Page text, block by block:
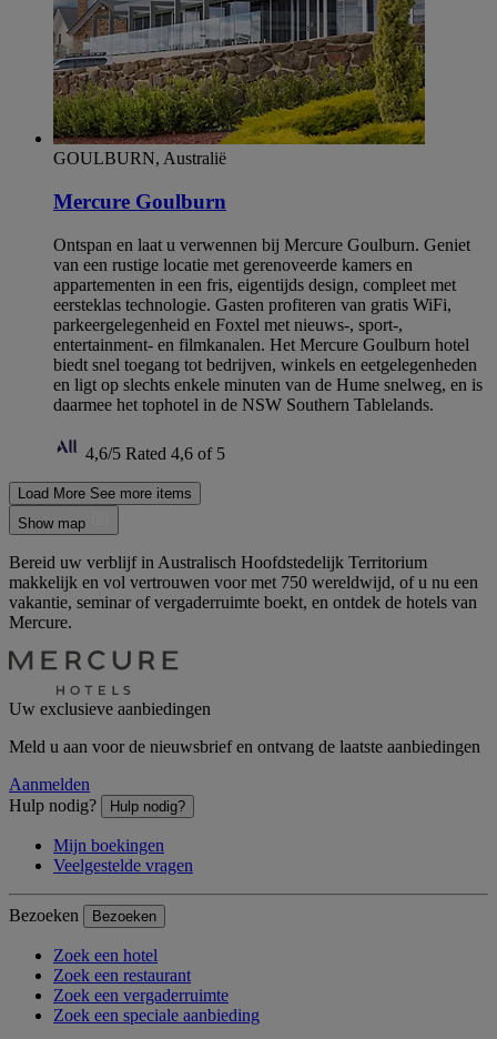
GOULBURN, Australië
Mercure Goulburn
Ontspan en laat u verwennen bij Mercure Goulburn. Geniet
van een rustige locatie met gerenoveerde kamers en
appartementen in een fris, eigentijds design, compleet met
eersteklas technologie. Gasten profiteren van gratis WiFi,
parkeergelegenheid en Foxtel met nieuws-, sport-,
entertainment- en filmkanalen. Het Mercure Goulburn hotel
biedt snel toegang tot bedrijven, winkels en eetgelegenheden
en ligt op slechts enkele minuten van de Hume snelweg, en is
daarmee het tophotel in de NSW Southern Tablelands.
4,6/5 Rated 4,6 of 5
Load More See more items
Show map
Bereid uw verblijf in Australisch Hoofdstedelijk Territorium
makkelijk en vol vertrouwen voor met 750 wereldwijd, of u nu een
vakantie, seminar of vergaderruimte boekt, en ontdek de hotels van
Mercure.
Uw exclusieve aanbiedingen
Meld u aan voor de nieuwsbrief en ontvang de laatste aanbiedingen
Aanmelden
Hulp nodig?
Hulp nodig?
Mijn boekingen
Veelgestelde vragen
Bezoeken Bezoeken
Zoek een hotel
Zoek een restaurant
Zoek een vergaderruimte
Zoek een speciale aanbieding